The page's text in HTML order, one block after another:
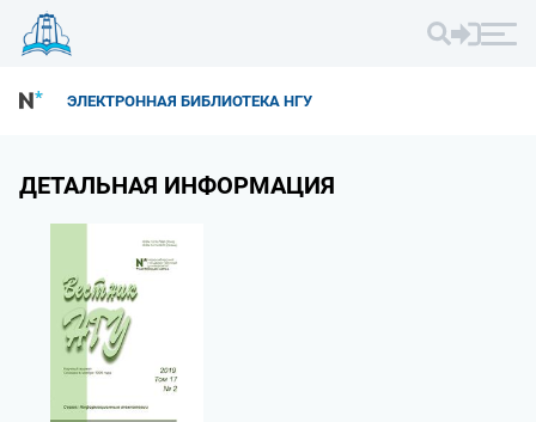
ЭЛЕКТРОННАЯ БИБЛИОТЕКА НГУ
ДЕТАЛЬНАЯ ИНФОРМАЦИЯ